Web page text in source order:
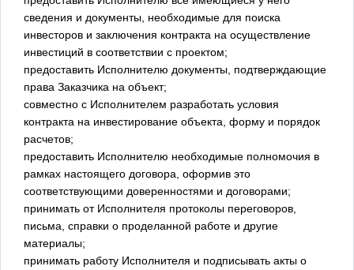
сведения и документы, необходимые для поиска
инвесторов и заключения контракта на осуществление
инвестиций в соответствии с проектом;
предоставить Исполнителю документы, подтверждающие
права Заказчика на объект;
совместно с Исполнителем разработать условия
контракта на инвестирование объекта, форму и порядок
расчетов;
предоставить Исполнителю необходимые полномочия в
рамках настоящего договора, оформив это
соответствующими доверенностями и договорами;
принимать от Исполнителя протоколы переговоров,
письма, справки о проделанной работе и другие
материалы;
принимать работу Исполнителя и подписывать акты о